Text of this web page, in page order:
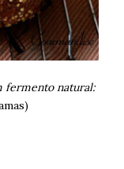
fermento natural: